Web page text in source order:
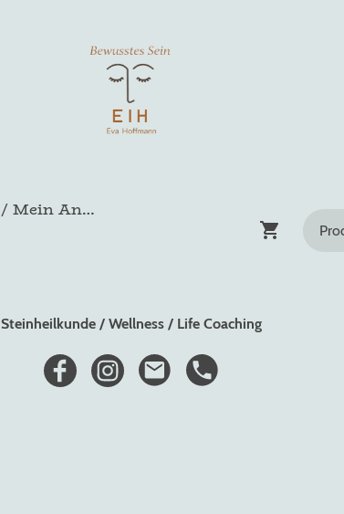
Über Mich / Mein Angebot
Steinheilkunde / Wellness / Life Coaching